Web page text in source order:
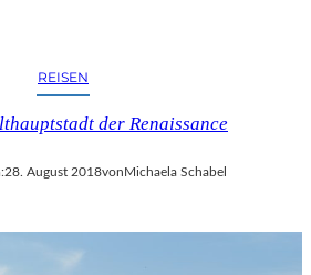
REISEN
der Renaissance
28. August 2018vonMichaela Schabel